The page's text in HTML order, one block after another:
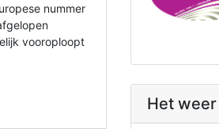
nummer
vooroploopt
Het weer